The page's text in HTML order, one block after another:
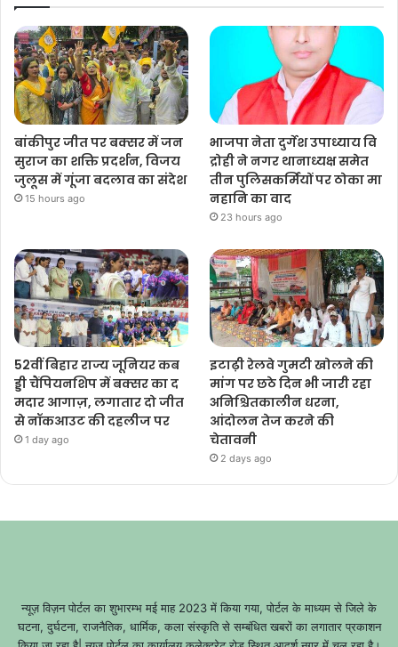
बांकीपुर जीत पर बक्सर में जन
सुराज का शक्ति प्रदर्शन, विजय
जुलूस में गूंजा बदलाव का संदेश
15 hours ago
भाजपा नेता दुर्गेश उपाध्याय वि
द्रोही ने नगर थानाध्यक्ष समेत
तीन पुलिसकर्मियों पर ठोका मा
नहानि का वाद
23 hours ago
52वीं बिहार राज्य जूनियर कब
ड्डी चैंपियनशिप में बक्सर का द
मदार आगाज़, लगातार दो जीत
से नॉकआउट की दहलीज पर
1 day ago
इटाढ़ी रेलवे गुमटी खोलने की
मांग पर छठे दिन भी जारी रहा
अनिश्चितकालीन धरना,
आंदोलन तेज करने की
चेतावनी
2 days ago
न्यूज़ विज़न पोर्टल का शुभारम्भ मई माह 2023 में किया गया, पोर्टल के माध्यम से जिले के
घटना, दुर्घटना, राजनैतिक, धार्मिक, कला संस्कृति से सम्बंधित खबरों का लगातार प्रकाशन